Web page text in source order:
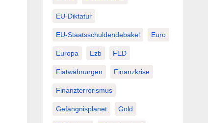
EU-Diktatur
EU-Staatsschuldendebakel Euro
Europa Ezb FED
Fiatwährungen Finanzkrise
Finanzterrorismus
Gefängnisplanet Gold